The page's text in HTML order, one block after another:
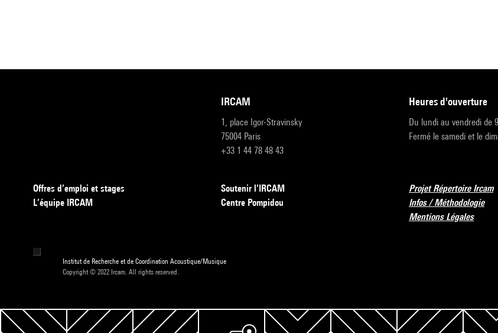
IRCAM
1, place Igor-Stravinsky
75004 Paris
+33 1 44 78 48 43
heures d'ouverture
Du lundi au vendredi de
Fermé le samedi et le
Offres d’emploi et stages
L’équipe IRCAM
Soutenir l’IRCAM
Centre Pompidou
Projet Répertoire Ircam
Infos / Méthodologie
Mentions Légales
Institut de Recherche et de Coordination Acoustique/Musique
Copyright © 2022 Ircam. All rights reserved.